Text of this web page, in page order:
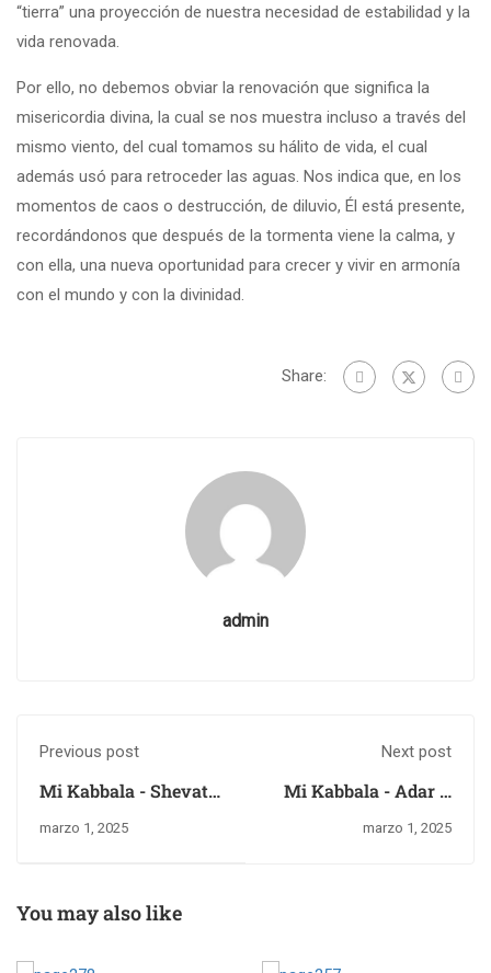
“tierra” una proyección de nuestra necesidad de estabilidad y la
vida renovada.
Por ello, no debemos obviar la renovación que significa la
misericordia divina, la cual se nos muestra incluso a través del
mismo viento, del cual tomamos su hálito de vida, el cual
además usó para retroceder las aguas. Nos indica que, en los
momentos de caos o destrucción, de diluvio, Él está presente,
recordándonos que después de la tormenta viene la calma, y
con ella, una nueva oportunidad para crecer y vivir en armonía
con el mundo y con la divinidad.
Share:
admin
Previous post
Mi Kabbala - Shevat
30, 5785 - Viernes 28
marzo 1, 2025
Next post
Mi Kabbala - Adar 1,
5785 – Sábado 1 de
marzo 1, 2025
You may also like